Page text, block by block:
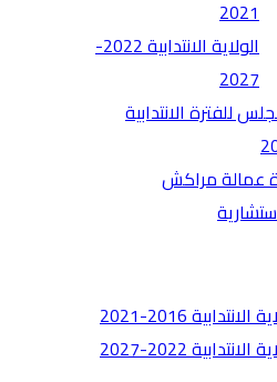
2021
الولاية الانتدابية 2022-
2027
للفترة الانتدابية
عمالة مراكش
2016-2021
2022-2027